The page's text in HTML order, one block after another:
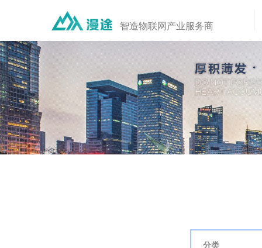
智造物联网产业服务商
分类